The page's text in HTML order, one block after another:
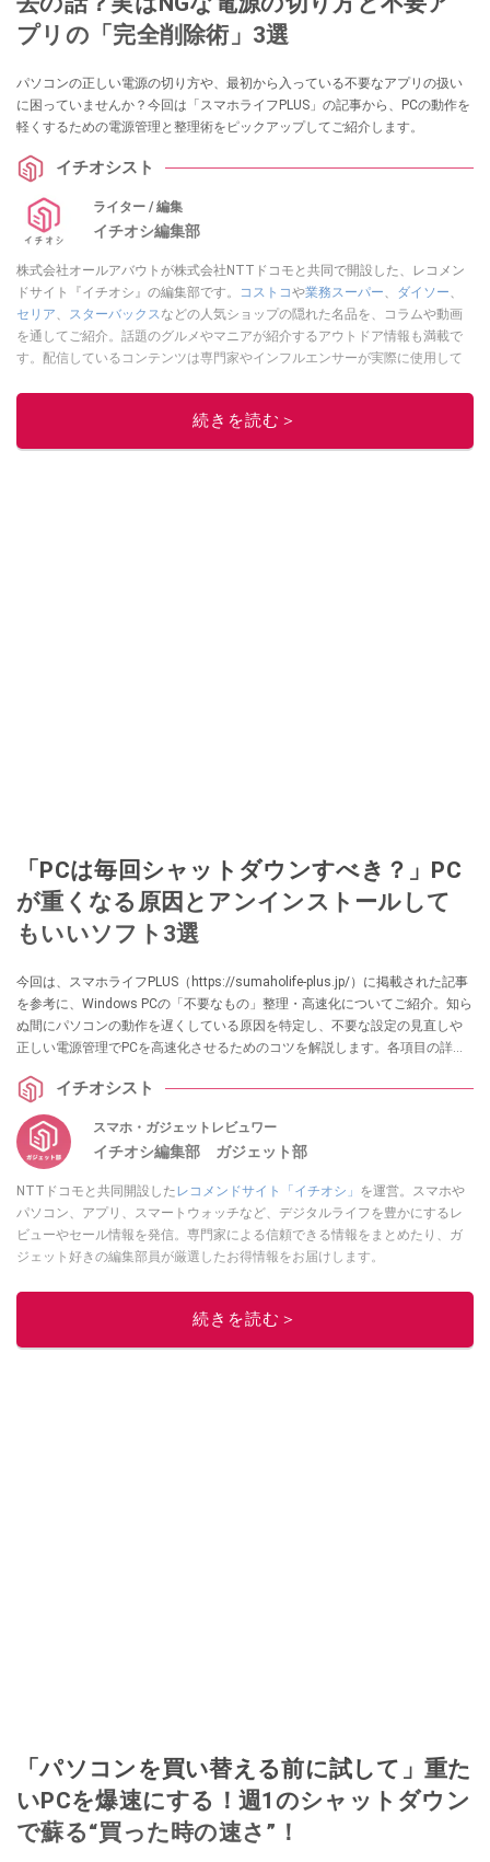
プリの「完全削除術」3選
パソコンの正しい電源の切り方や、最初から入っている不要なアプリの扱い
に困っていませんか？今回は「スマホライフPLUS」の記事から、PCの動作を
軽くするための電源管理と整理術をピックアップしてご紹介します。
イチオシスト
ライター / 編集
イチオシ編集部
株式会社オールアバウトが株式会社NTTドコモと共同で開設した、レコメン
ドサイト『イチオシ』の編集部です。
コストコや業務スーパー、 ダイソー、
セリア、 スターバックスなどの人気ショップの隠れた名品を、コラムや動画
を通してご紹介。話題のグルメやマニアが紹介するアウトドア情報も満載で
す。配信しているコンテンツは専門家やインフルエンサーが実際に使用して
ニュースでフォロー
続きを読む＞
「PCは毎回シャットダウンすべき？」PC
が重くなる原因とアンインストールして
もいいソフト3選
今回は、スマホライフPLUS（https://sumaholife-plus.jp/）に掲載された記事
を参考に、Windows PCの「不要なもの」整理・高速化についてご紹介。知ら
ぬ間にパソコンの動作を遅くしている原因を特定し、不要な設定の見直しや
正しい電源管理でPCを高速化させるためのコツを解説します。各項目の詳細
イチオシスト
スマホ・ガジェットレビュワー
イチオシ編集部 ガジェット部
NTTドコモと共同開設した レコメンドサイト「イチオシ」 を運営。スマホや
パソコン、アプリ、スマートウォッチなど、デジタルライフを豊かにするレ
ビューやセール情報を発信。専門家による信頼できる情報をまとめたり、ガ
ジェット好きの編集部員が厳選したお得情報をお届けします。
このイチオシストの他の記事を読む
続きを読む＞
「パソコンを買い替える前に試して」重た
いPCを爆速にする！週1のシャットダウン
で蘇る“買った時の速さ”！